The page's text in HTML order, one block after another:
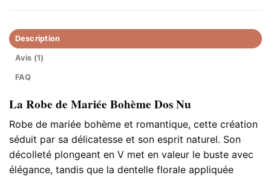
Description
Avis (1)
FAQ
La Robe de Mariée Bohème Dos Nu
Robe de mariée bohème et romantique, cette création
séduit par sa délicatesse et son esprit naturel. Son
décolleté plongeant en V met en valeur le buste avec
élégance, tandis que la dentelle florale appliquée